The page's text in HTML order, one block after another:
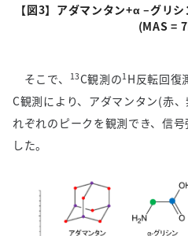
【図3】アダマンタン+α–グリ
(MAS =
そこで、 13C観測の1 H反転回復
C観測により、アダマンタン(赤
れぞれのピークを観測でき、信
した。